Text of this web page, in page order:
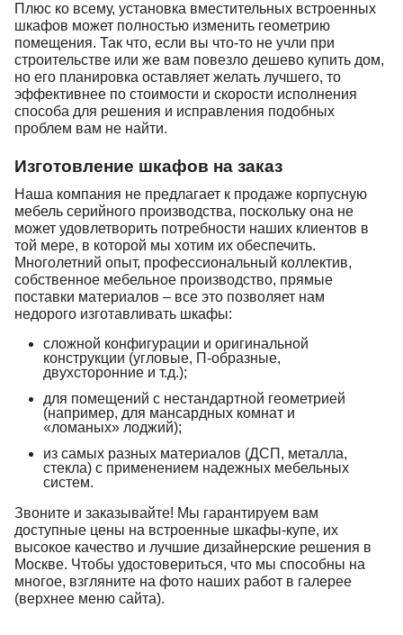
Плюс ко всему, установка вместительных встроенных
шкафов может полностью изменить геометрию
помещения. Так что, если вы что-то не учли при
строительстве или же вам повезло дешево купить дом,
но его планировка оставляет желать лучшего, то
эффективнее по стоимости и скорости исполнения
способа для решения и исправления подобных
проблем вам не найти.
Изготовление шкафов на заказ
Наша компания не предлагает к продаже корпусную
мебель серийного производства, поскольку она не
может удовлетворить потребности наших клиентов в
той мере, в которой мы хотим их обеспечить.
Многолетний опыт, профессиональный коллектив,
собственное мебельное производство, прямые
поставки материалов – все это позволяет нам
недорого изготавливать шкафы:
сложной конфигурации и оригинальной
конструкции (угловые, П-образные,
двухсторонние и т.д.);
для помещений с нестандартной геометрией
(например, для мансардных комнат и
«ломаных» лоджий);
из самых разных материалов (ДСП, металла,
стекла) с применением надежных мебельных
систем.
Звоните и заказывайте! Мы гарантируем вам
доступные цены на встроенные шкафы-купе, их
высокое качество и лучшие дизайнерские решения в
Москве. Чтобы удостовериться, что мы способны на
многое, взгляните на фото наших работ в галерее
(верхнее меню сайта).